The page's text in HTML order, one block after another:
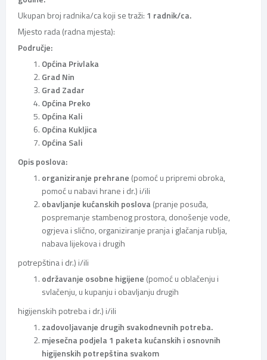
Ukupan broj radnika/ca koji se traži: 1 radnik/ca.
Mjesto rada (radna mjesta):
Područje:
Općina Privlaka
Grad Nin
Grad Zadar
Općina Preko
Općina Kali
Općina Kukljica
Općina Sali
Opis poslova:
organiziranje prehrane (pomoć u pripremi obroka,
pomoć u nabavi hrane i dr.) i/ili
obavljanje kućanskih poslova (pranje posuđa,
pospremanje stambenog prostora, donošenje vode,
ogrjeva i slično, organiziranje pranja i glačanja rublja,
nabava lijekova i drugih
potrepština i dr.) i/ili
održavanje osobne higijene (pomoć u oblačenju i
svlačenju, u kupanju i obavljanju drugih
higijenskih potreba i dr.) i/ili
zadovoljavanje drugih svakodnevnih potreba.
mjesečna podjela 1 paketa kućanskih i osnovnih
higijenskih potrepština svakom